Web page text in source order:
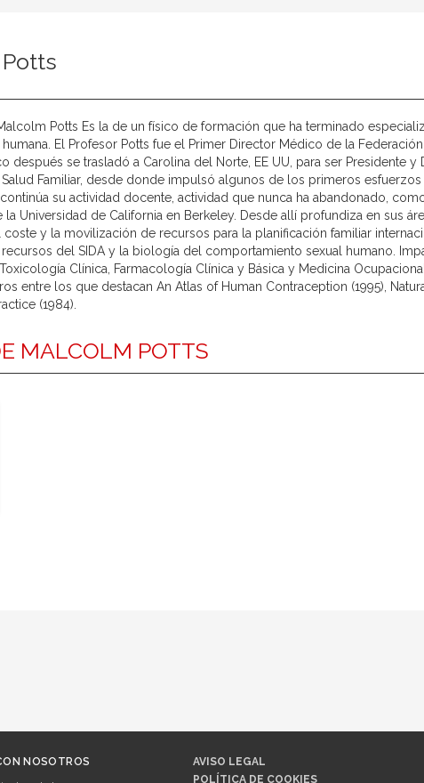
Potts Es la de un físico de formación que ha terminado
El Profesor Potts fue el Primer Director Médico de la
después se trasladó a Carolina del Norte, EE UU, para ser Presidente
Salud Familiar, desde donde impulsó algunos de los primeros esfuerzos
su actividad docente, actividad que nunca ha abandonado,
la Universidad de California en Berkeley. Desde allí profundiza en sus
coste y la movilización de recursos para la planificación familiar
del SIDA y la biología del comportamiento sexual humano.
Clínica, Farmacología Clínica y Básica y Medicina
entre los que destacan An Atlas of Human Contraception (1995),
(1984).
MALCOLM POTTS
NOSOTROS
AVISO LEGAL
POLÍTICA DE COOKIES